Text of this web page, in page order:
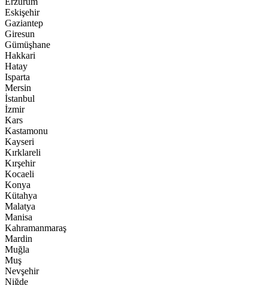
Eskişehir
Gaziantep
Giresun
Gümüşhane
Hakkari
Hatay
Isparta
Mersin
İstanbul
İzmir
Kars
Kastamonu
Kayseri
Kırklareli
Kırşehir
Kocaeli
Konya
Kütahya
Malatya
Manisa
Kahramanmaraş
Mardin
Muğla
Muş
Nevşehir
Niğde